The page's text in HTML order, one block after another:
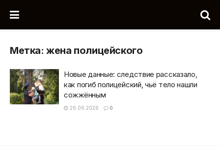
Метка:жена полицейского
Новые данные: следствие рассказало,
как погиб полицейский, чьё тело нашли
сожжённым
26.06.2026 0